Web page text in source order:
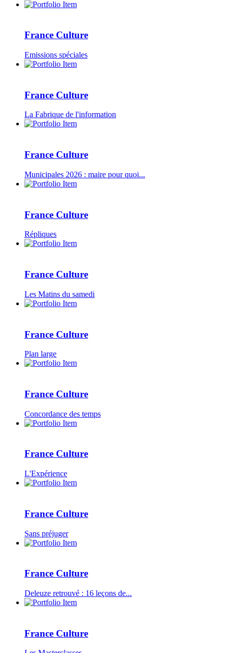
France Culture
Emissions spéciales
France Culture
La Fabrique de l'information
France Culture
Municipales 2026 : maire pour quoi...
France Culture
Répliques
France Culture
Les Matins du samedi
France Culture
Plan large
France Culture
Concordance des temps
France Culture
L'Expérience
France Culture
Sans préjuger
France Culture
Deleuze retrouvé : 16 leçons de...
France Culture